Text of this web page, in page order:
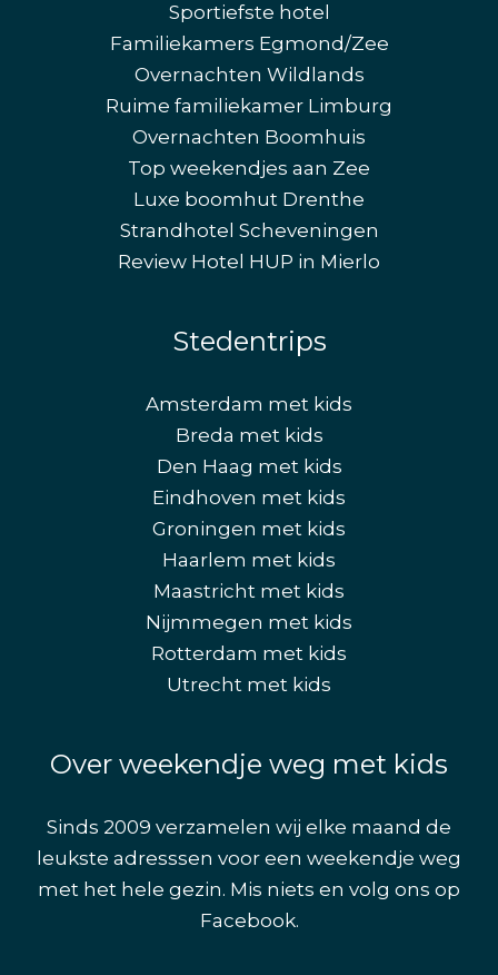
Sportiefste hotel
Familiekamers Egmond/Zee
Overnachten Wildlands
Ruime familiekamer Limburg
Overnachten Boomhuis
Top weekendjes aan Zee
Luxe boomhut Drenthe
Strandhotel Scheveningen
Review Hotel HUP in Mierlo
Stedentrips
Amsterdam met kids
Breda met kids
Den Haag met kids
Eindhoven met kids
Groningen met kids
Haarlem met kids
Maastricht met kids
Nijmmegen met kids
Rotterdam met kids
Utrecht met kids
Over weekendje weg met kids
Sinds 2009 verzamelen wij elke maand de
leukste adresssen voor een weekendje weg
met het hele gezin. Mis niets en volg ons op
Facebook.